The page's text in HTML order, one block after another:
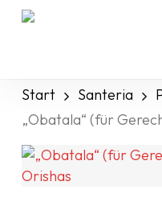
Skip
Start Santeria
„Obatala“ (für